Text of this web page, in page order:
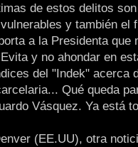
de estos delitos
y también el
a la Presidenta que
y no ahondar en
del "Indek" acerca
Qué queda
Vásquez. Ya está
(EE.UU), otra